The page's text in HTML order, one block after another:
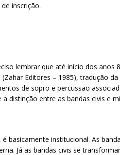
inscrição.
lembrar que até início dos anos
Editores – 1985), tradução
de sopro e percussão
distinção entre as bandas civis e
basicamente institucional. As
Já as bandas civis se